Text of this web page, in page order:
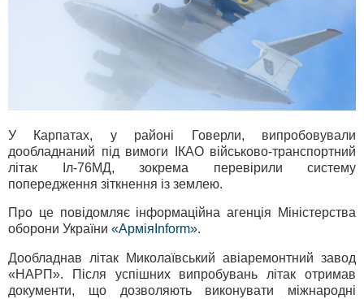
У Карпатах, у районі Говерли, випробовували
дообладнаний під вимоги ІКАО військово-транспортний
літак Іл-76МД, зокрема перевірили систему
попередження зіткнення із землею.
Про це повідомляє інформаційна агенція Міністерства
оборони України «АрміяInform».
Дообладнав літак Миколаївський авіаремонтний завод
«НАРП». Після успішних випробувань літак отримав
документи, що дозволяють виконувати міжнародні